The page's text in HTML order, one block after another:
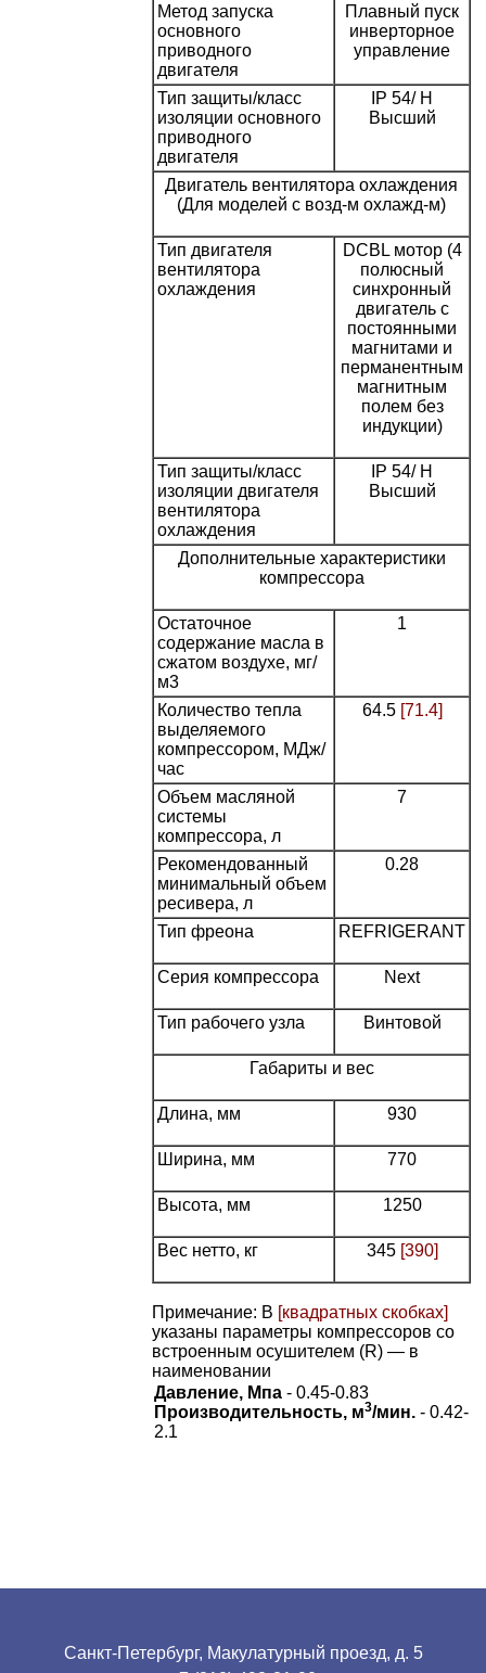
Метод запуска
основного
приводного
двигателя
Плавный пуск
инверторное
управление
Тип защиты/класс
изоляции основного
приводного
двигателя
IP 54/ H
Высший
Двигатель вентилятора охлаждения
(Для моделей с возд-м охлажд-м)
Тип двигателя
вентилятора
охлаждения
DCBL мотор (4
полюсный
синхронный
двигатель с
постоянными
магнитами и
перманентным
магнитным
полем без
индукции)
Тип защиты/класс
изоляции двигателя
вентилятора
охлаждения
IP 54/ H
Высший
Дополнительные характеристики
компрессора
Остаточное
содержание масла в
сжатом воздухе, мг/
м3
1
Количество тепла
выделяемого
компрессором, МДж/
час
64.5 [71.4]
Объем масляной
системы
компрессора, л
7
Рекомендованный
минимальный объем
ресивера, л
0.28
Тип фреона REFRIGERANT
Серия компрессора Next
Тип рабочего узла Винтовой
Габариты и вес
Длина, мм 930
Ширина, мм 770
Высота, мм 1250
Вес нетто, кг 345 [390]
Примечание: В [квадратных скобках]
указаны параметры компрессоров со
встроенным осушителем (R) — в
наименовании
Давление, Мпа - 0.45-0.83
Производительность, м3/мин. - 0.42-
2.1
Санкт-Петербург, Макулатурный проезд, д. 5